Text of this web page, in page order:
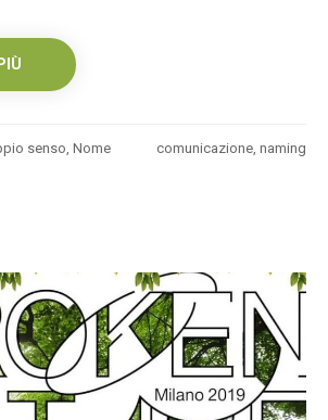
comunicazione naming
senso Nome